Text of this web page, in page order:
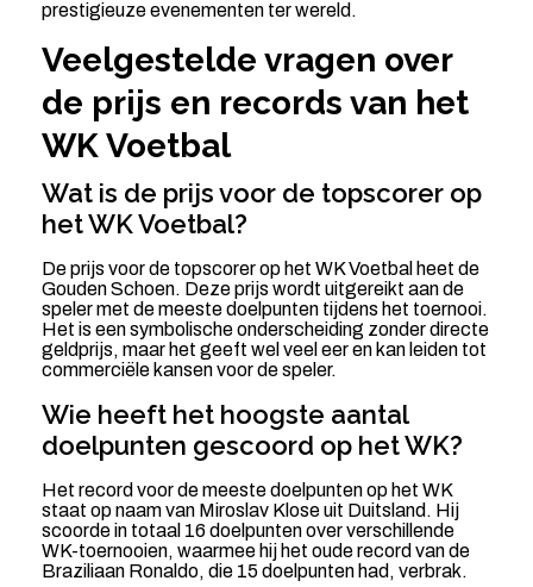
prestigieuze evenementen ter wereld.
Veelgestelde vragen over
de prijs en records van het
WK Voetbal
Wat is de prijs voor de topscorer op
het WK Voetbal?
De prijs voor de topscorer op het WK Voetbal heet de
Gouden Schoen. Deze prijs wordt uitgereikt aan de
speler met de meeste doelpunten tijdens het toernooi.
Het is een symbolische onderscheiding zonder directe
geldprijs, maar het geeft wel veel eer en kan leiden tot
commerciële kansen voor de speler.
Wie heeft het hoogste aantal
doelpunten gescoord op het WK?
Het record voor de meeste doelpunten op het WK
staat op naam van Miroslav Klose uit Duitsland. Hij
scoorde in totaal 16 doelpunten over verschillende
WK-toernooien, waarmee hij het oude record van de
Braziliaan Ronaldo, die 15 doelpunten had, verbrak.